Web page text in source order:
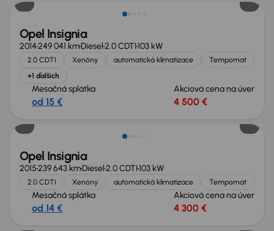
Opel Insignia
2014249 041 kmDiesel2.0 CDTI103 kW
2.0 CDTI Xenóny automatická klimatizace
Tempomat
+1 ďalších
Mesačná splátka
od 15 €
Akciová cena na úver
4 500 €
Opel Insignia
2015239 643 kmDiesel2.0 CDTI103 kW
2.0 CDTI Xenóny automatická klimatizace Tempomat
Mesačná splátka
od 14 €
Akciová cena na úver
4 300 €